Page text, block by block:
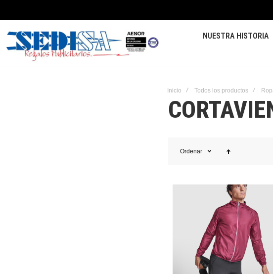
NUESTRA HISTORIA
Inicio Todos los productos
Ordenar